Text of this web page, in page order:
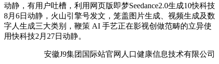
动静，有用户吐槽，利用网页版即梦Seedance2.0生成10快科技
8月6日动静，火山引擎号发文，笼盖图片生成、视频生成及数
字人生成三大类别，鞭策 AI 手艺正在影视创做范畴的立异使
用快科技2月27日动静。
安徽J9集团国际站官网人口健康信息技术有限公司